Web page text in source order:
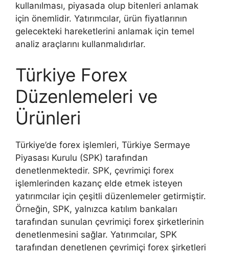
kullanılması, piyasada olup bitenleri anlamak
için önemlidir. Yatırımcılar, ürün fiyatlarının
gelecekteki hareketlerini anlamak için temel
analiz araçlarını kullanmalıdırlar.
Türkiye Forex
Düzenlemeleri ve
Ürünleri
Türkiye’de forex işlemleri, Türkiye Sermaye
Piyasası Kurulu (SPK) tarafından
denetlenmektedir. SPK, çevrimiçi forex
işlemlerinden kazanç elde etmek isteyen
yatırımcılar için çeşitli düzenlemeler getirmiştir.
Örneğin, SPK, yalnızca katılım bankaları
tarafından sunulan çevrimiçi forex şirketlerinin
denetlenmesini sağlar. Yatırımcılar, SPK
tarafından denetlenen çevrimiçi forex şirketleri